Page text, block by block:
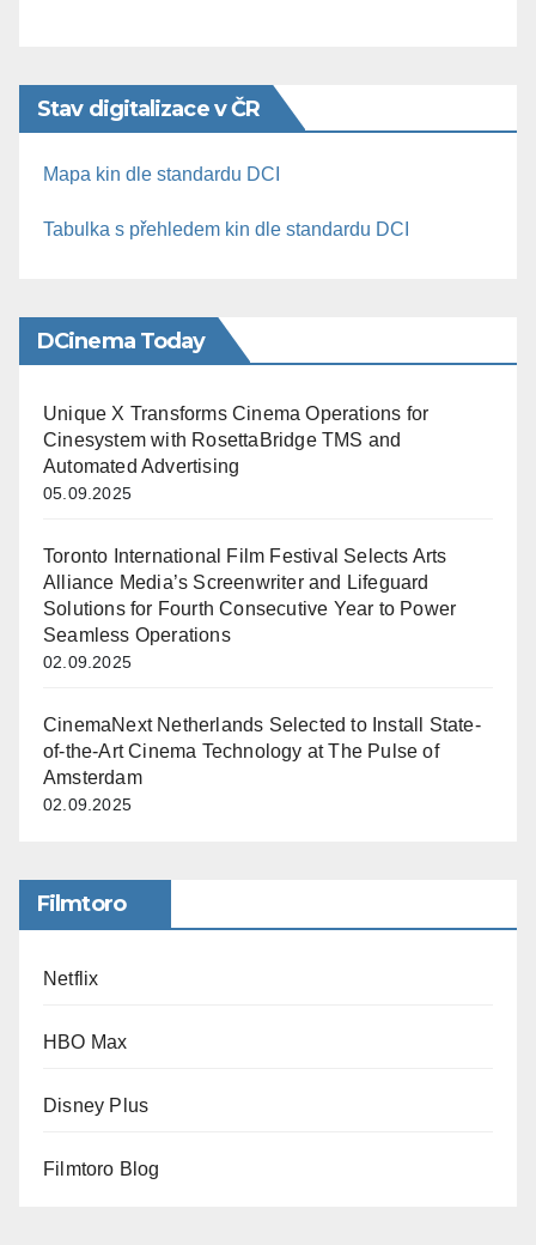
Stav digitalizace v ČR
Mapa kin dle standardu DCI
Tabulka s přehledem kin dle standardu DCI
DCinema Today
Unique X Transforms Cinema Operations for
Cinesystem with RosettaBridge TMS and
Automated Advertising
05.09.2025
Toronto International Film Festival Selects Arts
Alliance Media’s Screenwriter and Lifeguard
Solutions for Fourth Consecutive Year to Power
Seamless Operations
02.09.2025
CinemaNext Netherlands Selected to Install State-
of-the-Art Cinema Technology at The Pulse of
Amsterdam
02.09.2025
Filmtoro
Netflix
HBO Max
Disney Plus
Filmtoro Blog